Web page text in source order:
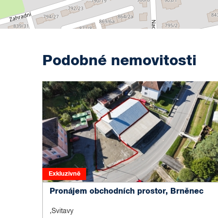
Podobné nemovitosti
Exkluzivně
Pronájem obchodních prostor, Brněnec
,Svitavy